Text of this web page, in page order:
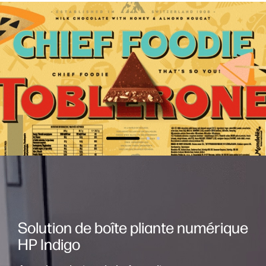
Solution de boîte pliante numérique
HP Indigo